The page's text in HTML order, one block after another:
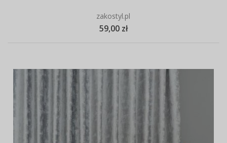
zakostyl.pl
59,00 zł